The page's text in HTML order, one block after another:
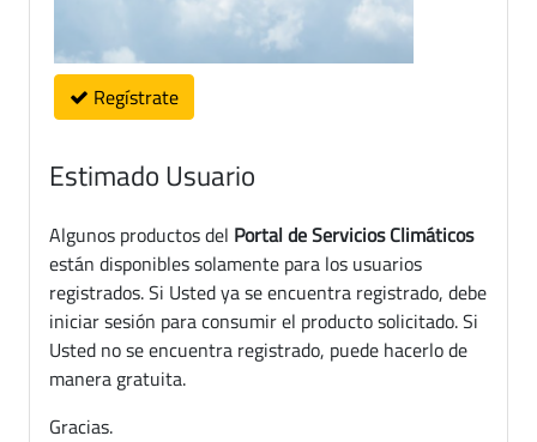
Regístrate
Estimado Usuario
Algunos productos del Portal de Servicios Climáticos
están disponibles solamente para los usuarios
registrados. Si Usted ya se encuentra registrado, debe
iniciar sesión para consumir el producto solicitado. Si
Usted no se encuentra registrado, puede hacerlo de
manera gratuita.
Gracias.